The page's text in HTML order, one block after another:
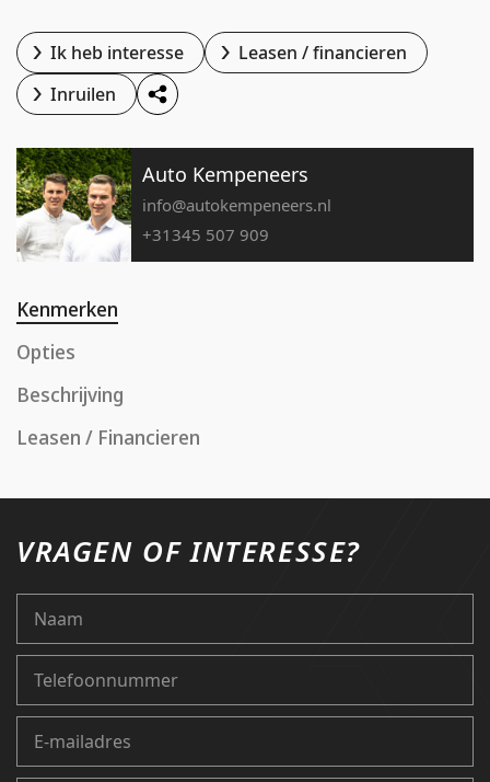
Ik heb interesse
Leasen / financieren
Inruilen
Auto Kempeneers
info@autokempeneers.nl
+31345 507 909
Kenmerken
Opties
Beschrijving
Leasen / Financieren
VRAGEN OF INTERESSE?